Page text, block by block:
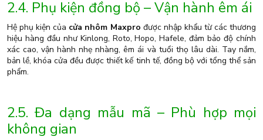
2.4. Phụ kiện đồng bộ – Vận hành êm ái
Hệ phụ kiện của cửa nhôm Maxpro được nhập khẩu từ các thương
hiệu hàng đầu như Kinlong, Roto, Hopo, Hafele, đảm bảo độ chính
xác cao, vận hành nhẹ nhàng, êm ái và tuổi thọ lâu dài. Tay nắm,
bản lề, khóa cửa đều được thiết kế tinh tế, đồng bộ với tổng thể sản
phẩm.
2.5. Đa dạng mẫu mã – Phù hợp mọi
không gian